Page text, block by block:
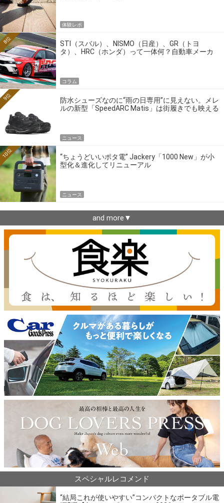
体験レポ
STI（スバル）、NISMO（日産）、GR（トヨ
タ）、HRC（ホンダ）って一体何？自動車メーカ
8位
コラム
防水シューズなのに“雨の日専用”に見えない。メレ
ルの新型「SpeedARC Matis」は街履きでも映える
9位
ニュース
“ちょうどいいポタ電” Jackery「1000 New」が小
型化＆進化してリニューアル
10位
ニュース
and more▼
スペシャルレコメンド
“結局これが使いやすい”コンパクトなポータブル電